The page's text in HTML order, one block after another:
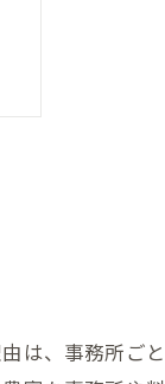
は、事務所ご